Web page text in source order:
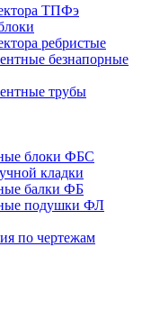
ТПФэ
ребристые
безнапорные
трубы
блоки ФБС
кладки
балки ФБ
подушки ФЛ
по чертежам